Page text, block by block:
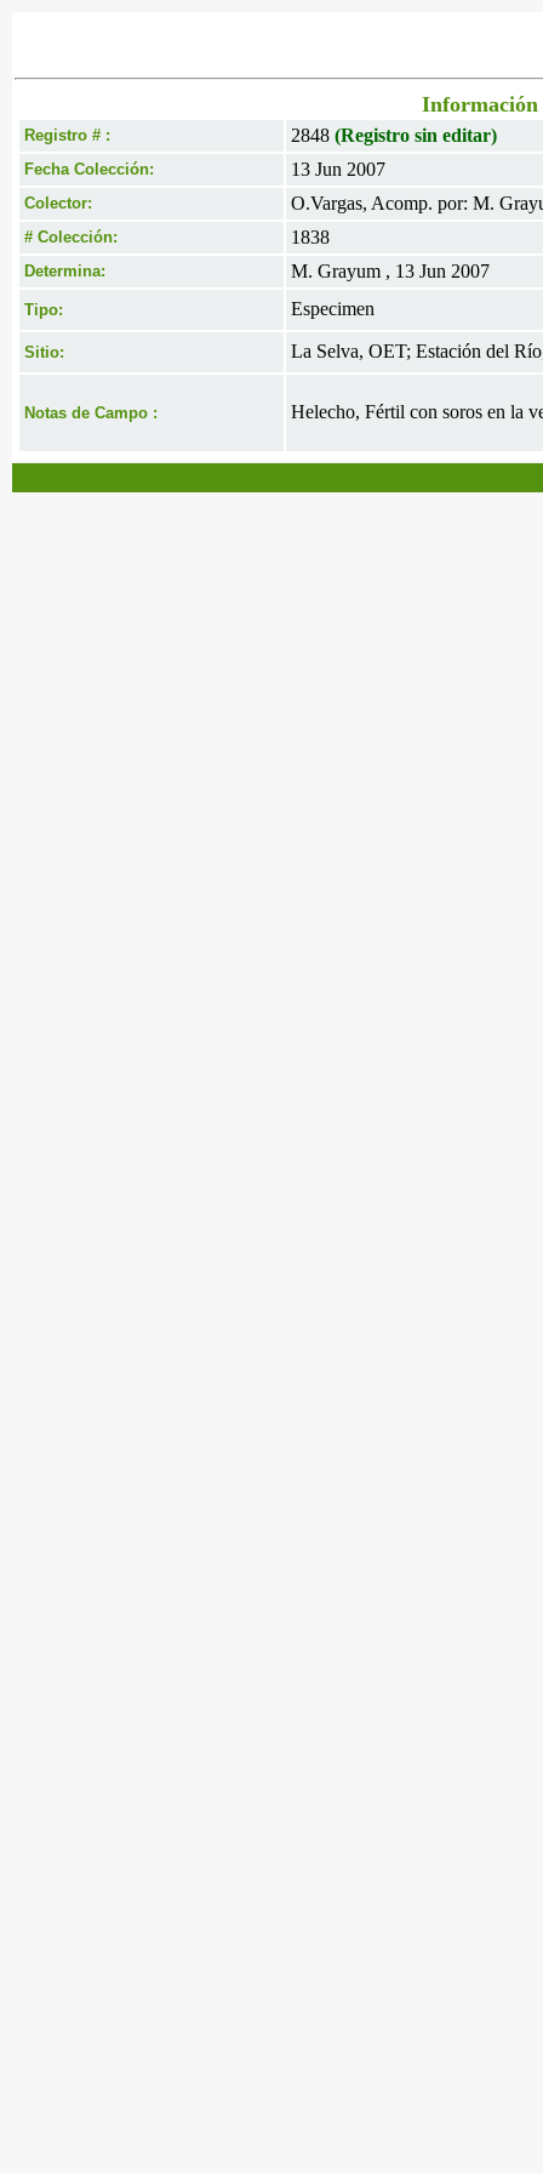
Información
Registro # : 2848 (Registro sin editar)
Fecha Colección: 13 Jun 2007
Colector: O.Vargas, Acomp. por: M.
# Colección: 1838
Determina: M. Grayum , 13 Jun 2007
Tipo: Especimen
Sitio: La Selva, OET; Estación del
Notas de Campo : Helecho, Fértil con soros en la